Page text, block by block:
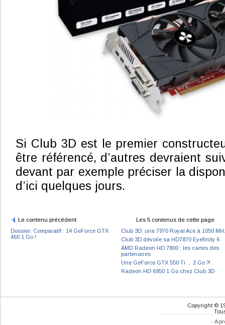
Si Club 3D est le premier
être référencé, d’autres devraient
devant par exemple préciser la
d’ici quelques jours.
Le contenu précédent
Dossier: Comparatif : 14 GeForce GTX
460 1 Go !
Les 5 contenus de cette page
Club 3D: une 7970 Royal Ace à 1050
Club 3D dévoile sa HD7870 Eyefinity 6
AMD Radeon HD 7800 : les cartes des
partenaires
Une GeForce GTX 550 Ti ... 2 Go ?!
Radeon HD 6950 1 Go chez Club 3D
Copyright ©
- A